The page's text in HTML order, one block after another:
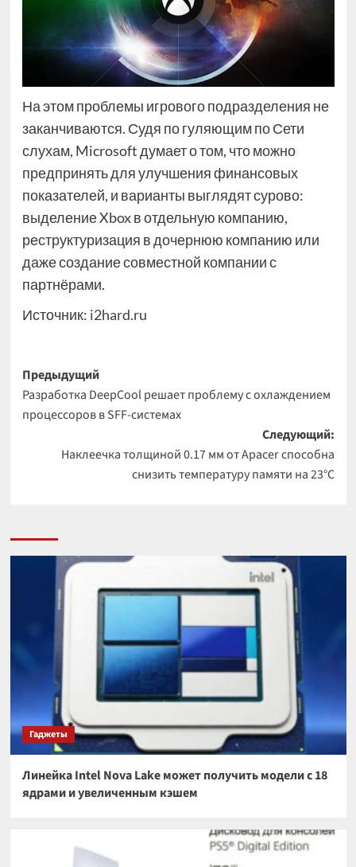
На этом проблемы игрового подразделения не
заканчиваются. Судя по гуляющим по Сети
слухам, Microsoft думает о том, что можно
предпринять для улучшения финансовых
показателей, и варианты выглядят сурово:
выделение Xbox в отдельную компанию,
реструктуризация в дочернюю компанию или
даже создание совместной компании с
партнёрами.
Источник: i2hard.ru
Навигация
записи
Предыдущий
Разработка DeepCool решает проблему с охлаждением
процессоров в SFF-системах
Следующий:
Наклеечка толщиной 0.17 мм от Apacer способна
снизить температуру памяти на 23°C
Гаджеты
Линейка Intel Nova Lake может получить модели с 18
ядрами и увеличенным кэшем